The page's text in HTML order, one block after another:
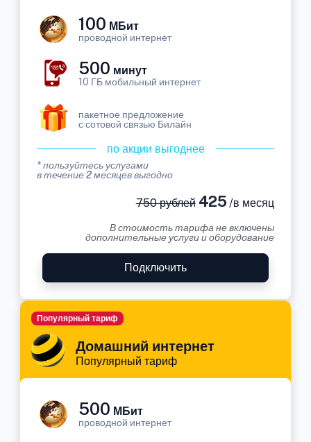
100 МБит
проводной интернет
500 минут
10 ГБ мобильный интернет
пакетное предложение
с сотовой связью Билайн
по акции выгоднее
* пользуйтесь услугами
в течение 2 месяцев выгодно
750 рублей425 /в месяц
В стоимость тарифа не включены
дополнительные услуги и оборудование
Подключить
Домашний интернет
Популярный тариф
Популярный тариф
500 МБит
проводной интернет